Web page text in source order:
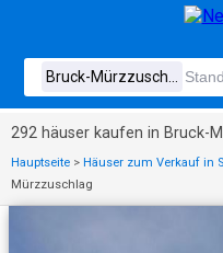
292 häuser kaufen in Bruck-
Hauptseite > Häuser zum Verkauf in
Mürzzuschlag